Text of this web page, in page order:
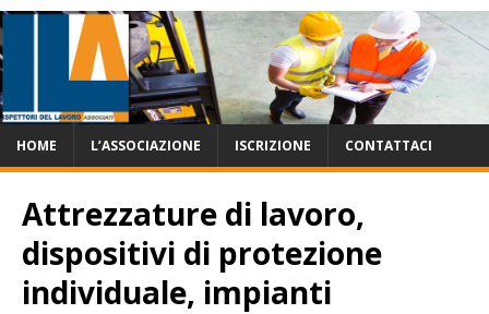
HOME L’ASSOCIAZIONE ISCRIZIONE CONTATTACI
Attrezzature di lavoro,
dispositivi di protezione
individuale, impianti